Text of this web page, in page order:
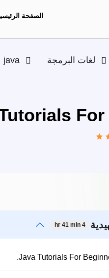
الصفحة
لغات البرمجة java
4 hr 41 min